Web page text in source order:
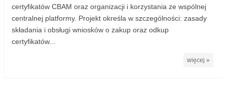
certyfikatów CBAM oraz organizacji i korzystania ze wspólnej
centralnej platformy. Projekt określa w szczególności: zasady
składania i obsługi wniosków o zakup oraz odkup
certyfikatów...
więcej »